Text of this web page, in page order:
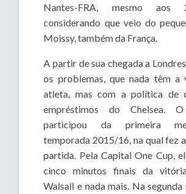
Nantes-FRA, mesmo aos
considerando que veio do
Moissy, também da França.
A partir de sua chegada a
os problemas, que nada têm a
atleta, mas com a política de
empréstimos do Chelsea.
participou da primeira
temporada 2015/16, na qual fez
partida. Pela Capital One Cup,
cinco minutos finais da
Walsall e nada mais. Na